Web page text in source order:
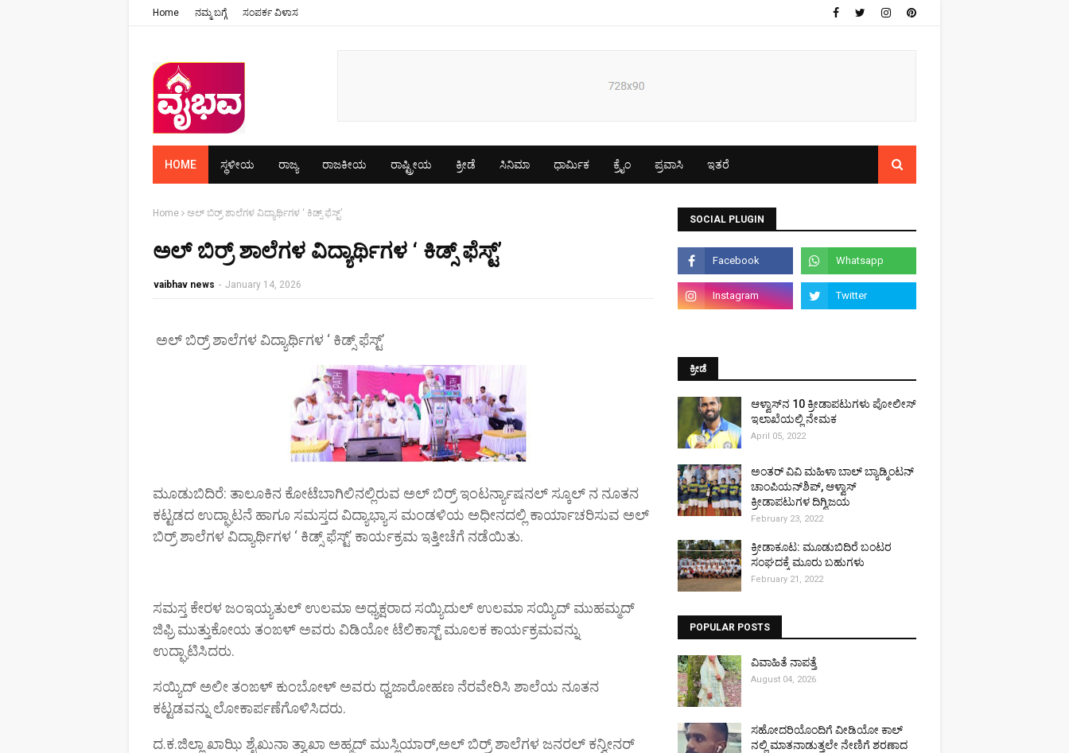
Home ನಮ್ಮ ಬಗ್ಗೆ ಸಂಪರ್ಕ ವಿಳಾಸ
HOME ಸ್ಥಳೀಯ ರಾಜ್ಯ ರಾಜಕೀಯ ರಾಷ್ಟ್ರೀಯ ಕ್ರೀಡೆ ಸಿನಿಮಾ ಧಾರ್ಮಿಕ ಕ್ರೈಂ ಪ್ರವಾಸಿ ಇತರೆ
Home ಅಲ್ ಬಿರ್ರ್ ಶಾಲೆಗಳ ವಿದ್ಯಾರ್ಥಿಗಳ ‘ ಕಿಡ್ಸ್ ಫೆಸ್ಟ್’
ಅಲ್ ಬಿರ್ರ್ ಶಾಲೆಗಳ ವಿದ್ಯಾರ್ಥಿಗಳ ‘ ಕಿಡ್ಸ್ ಫೆಸ್ಟ್’
vaibhav news - January 14, 2026
ಅಲ್ ಬಿರ್ರ್ ಶಾಲೆಗಳ ವಿದ್ಯಾರ್ಥಿಗಳ ‘ ಕಿಡ್ಸ್ ಫೆಸ್ಟ್’
ಮೂಡುಬಿದಿರೆ: ತಾಲೂಕಿನ ಕೋಟೆಬಾಗಿಲಿನಲ್ಲಿರುವ ಅಲ್ ಬಿರ್ರ್ ಇಂಟರ್ನ್ಯಾಷನಲ್ ಸ್ಕೂಲ್ ನ ನೂತನ
ಕಟ್ಟಡದ ಉದ್ಘಾಟನೆ ಹಾಗೂ ಸಮಸ್ತದ ವಿದ್ಯಾಭ್ಯಾಸ ಮಂಡಳಿಯ ಅಧೀನದಲ್ಲಿ ಕಾರ್ಯಾಚರಿಸುವ ಅಲ್
ಬಿರ್ರ್ ಶಾಲೆಗಳ ವಿದ್ಯಾರ್ಥಿಗಳ ‘ ಕಿಡ್ಸ್ ಫೆಸ್ಟ್’ ಕಾರ್ಯಕ್ರಮ ಇತ್ತೀಚೆಗೆ ನಡೆಯಿತು.
ಸಮಸ್ತ ಕೇರಳ ಜಂಇಯ್ಯತುಲ್ ಉಲಮಾ ಅಧ್ಯಕ್ಷರಾದ ಸಯ್ಯಿದುಲ್ ಉಲಮಾ ಸಯ್ಯಿದ್ ಮುಹಮ್ಮದ್
ಜಿಫ್ರಿ ಮುತ್ತುಕೋಯ ತಂಙಳ್ ಅವರು ವಿಡಿಯೋ ಟೆಲಿಕಾಸ್ಟ್ ಮೂಲಕ ಕಾರ್ಯಕ್ರಮವನ್ನು
ಉದ್ಘಾಟಿಸಿದರು.
ಸಯ್ಯಿದ್ ಅಲೀ ತಂಙಳ್ ಕುಂಬೋಳ್ ಅವರು ಧ್ವಜಾರೋಹಣ ನೆರವೇರಿಸಿ ಶಾಲೆಯ ನೂತನ
ಕಟ್ಟಡವನ್ನು ಲೋಕಾರ್ಪಣೆಗೊಳಿಸಿದರು.
ದ.ಕ.ಜಿಲ್ಲಾ ಖಾಝಿ ಶೈಖುನಾ ತ್ವಾಖಾ ಅಹ್ಮದ್ ಮುಸ್ಲಿಯಾರ್,ಅಲ್ ಬಿರ್ರ್ ಶಾಲೆಗಳ ಜನರಲ್ ಕನ್ವೀನರ್
SOCIAL PLUGIN
ಕ್ರೀಡೆ
ಆಳ್ವಾಸ್‌ನ 10 ಕ್ರೀಡಾಪಟುಗಳು ಪೋಲೀಸ್
ಇಲಾಖೆಯಲ್ಲಿ ನೇಮಕ
April 05, 2022
ಅಂತರ್ ವಿವಿ ಮಹಿಳಾ ಬಾಲ್ ಬ್ಯಾಡ್ಮಿಂಟನ್
ಚಾಂಪಿಯನ್‌ಶಿಪ್, ಆಳ್ವಾಸ್
ಕ್ರೀಡಾಪಟುಗಳ ದಿಗ್ವಿಜಯ
February 23, 2022
ಕ್ರೀಡಾಕೂಟ: ಮೂಡುಬಿದಿರೆ ಬಂಟರ
ಸಂಘದಕ್ಕೆ ಮೂರು ಬಹುಗಳು
February 21, 2022
POPULAR POSTS
ವಿವಾಹಿತೆ ನಾಪತ್ತೆ
August 04, 2026
ಸಹೋದರಿಯೊಂದಿಗೆ ವೀಡಿಯೋ ಕಾಲ್
ನಲ್ಲಿ ಮಾತನಾಡುತ್ತಲೇ ನೇಣಿಗೆ ಶರಣಾದ